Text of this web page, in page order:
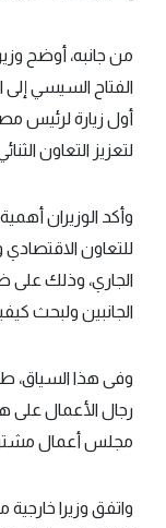
من جانبه، أوضح
الفتاح السيسي إلى
أول زيارة لرئيس
لتعزيز التعاون
وأكد الوزيران
للتعاون
الجاري، وذلك على
الجانبين ولبحث
وفى هذا السياق،
رجال الأعمال
مجلس أعمال مشترك
واتفق وزيرا خارجية